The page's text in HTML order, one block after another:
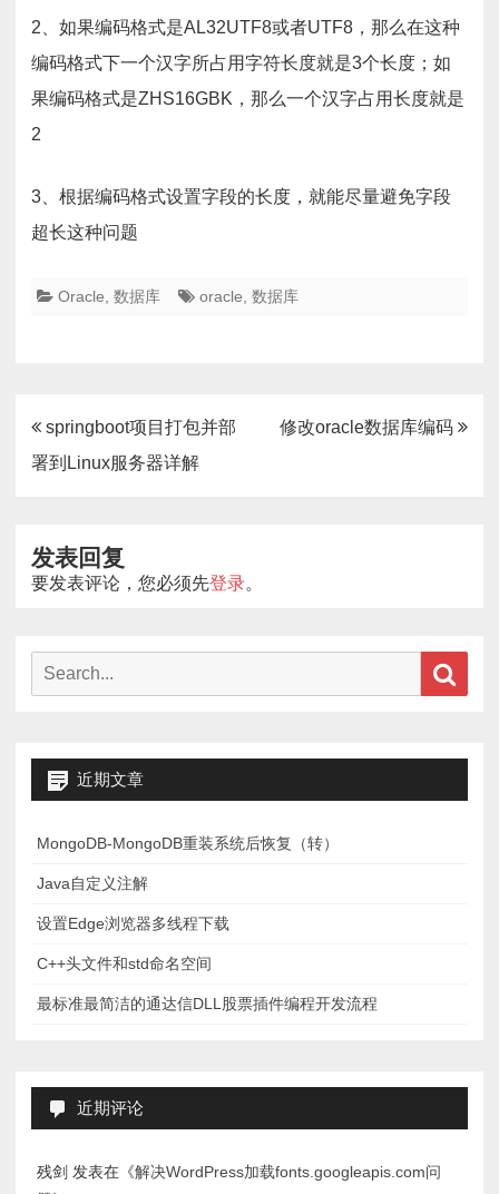
2、如果编码格式是AL32UTF8或者UTF8，那么在这种
编码格式下一个汉字所占用字符长度就是3个长度；如
果编码格式是ZHS16GBK，那么一个汉字占用长度就是
2
3、根据编码格式设置字段的长度，就能尽量避免字段
超长这种问题
Oracle 数据库 oracle 数据库
文
章
springboot项目打包并部
署到Linux服务器详解
修改oracle数据库编码
发表回复
要发表评论，您必须先登录。
Search
近期文章
MongoDB-MongoDB重装系统后恢复（转）
Java自定义注解
设置Edge浏览器多线程下载
C++头文件和std命名空间
最标准最简洁的通达信DLL股票插件编程开发流程
近期评论
残剑 发表在《解决WordPress加载fonts.googleapis.com问